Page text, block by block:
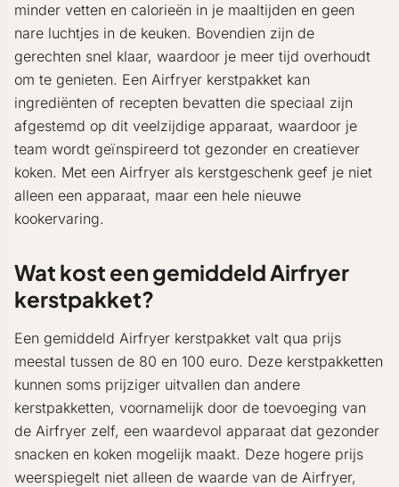
minder vetten en calorieën in je maaltijden en geen
nare luchtjes in de keuken. Bovendien zijn de
gerechten snel klaar, waardoor je meer tijd overhoudt
om te genieten. Een Airfryer kerstpakket kan
ingrediënten of recepten bevatten die speciaal zijn
afgestemd op dit veelzijdige apparaat, waardoor je
team wordt geïnspireerd tot gezonder en creatiever
koken. Met een Airfryer als kerstgeschenk geef je niet
alleen een apparaat, maar een hele nieuwe
kookervaring.
Wat kost een gemiddeld Airfryer
kerstpakket?
Een gemiddeld Airfryer kerstpakket valt qua prijs
meestal tussen de 80 en 100 euro. Deze kerstpakketten
kunnen soms prijziger uitvallen dan andere
kerstpakketten, voornamelijk door de toevoeging van
de Airfryer zelf, een waardevol apparaat dat gezonder
snacken en koken mogelijk maakt. Deze hogere prijs
weerspiegelt niet alleen de waarde van de Airfryer,